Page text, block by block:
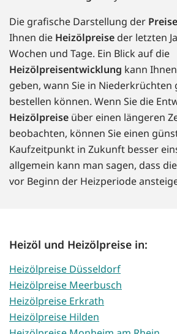
Die grafische Darstellung der
Ihnen die Heizölpreise der letzten
Wochen und Tage. Ein Blick auf die
Heizölpreisentwicklung kann
geben, wann Sie in Niederkrüchten
bestellen können. Wenn Sie die
Heizölpreise über einen längeren
beobachten, können Sie einen
Kaufzeitpunkt in Zukunft besser
allgemein kann man sagen, dass die
vor Beginn der Heizperiode
Heizöl und Heizölpreise in:
Heizölpreise Düsseldorf
Heizölpreise Meerbusch
Heizölpreise Erkrath
Heizölpreise Hilden